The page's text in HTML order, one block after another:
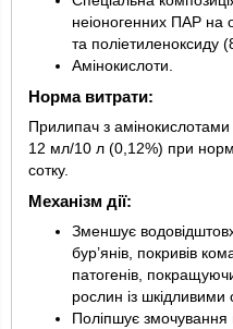
неіоногенних ПАР на
та поліетиленоксиду
Амінокислоти.
Норма витрати:
Прилипач з амінокислотами
12 мл/10 л (0,12%) при
сотку.
Механізм дії:
Зменшує
бур’янів, покривів
патогенів,
рослин із шкідливими
Поліпшує